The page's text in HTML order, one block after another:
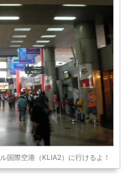
国際空港（KLIA2）に行けるよ！